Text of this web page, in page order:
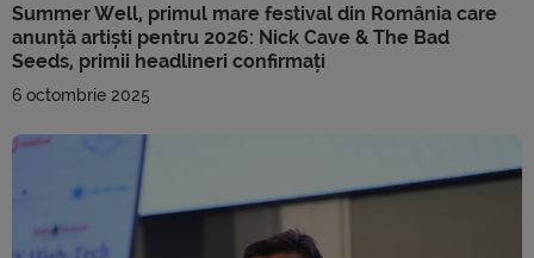
Summer Well, primul mare festival din România care
anunță artiști pentru 2026: Nick Cave & The Bad
Seeds, primii headlineri confirmați
6 octombrie 2025